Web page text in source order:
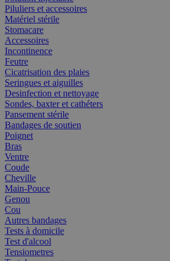
Piluliers et accessoires
Matériel stérile
Stomacare
Accessoires
Incontinence
Feutre
Cicatrisation des plaies
Seringues et aiguilles
Desinfection et nettoyage
Sondes, baxter et cathéters
Pansement stérile
Bandages de soutien
Poignet
Bras
Ventre
Coude
Cheville
Main-Pouce
Genou
Cou
Autres bandages
Tests à domicile
Test d'alcool
Tensiometres